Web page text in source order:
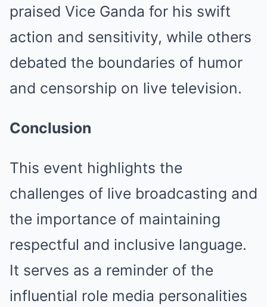
praised Vice Ganda for his swift
action and sensitivity, while others
debated the boundaries of humor
and censorship on live television.
Conclusion
This event highlights the
challenges of live broadcasting and
the importance of maintaining
respectful and inclusive language.
It serves as a reminder of the
influential role media personalities